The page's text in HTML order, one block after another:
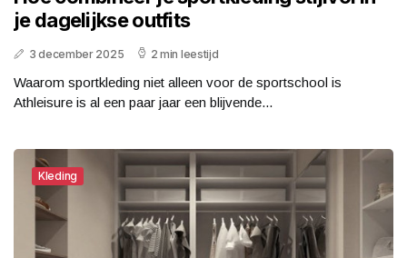
je dagelijkse outfits
3 december 2025 2 min leestijd
Waarom sportkleding niet alleen voor de sportschool is
Athleisure is al een paar jaar een blijvende...
Kleding